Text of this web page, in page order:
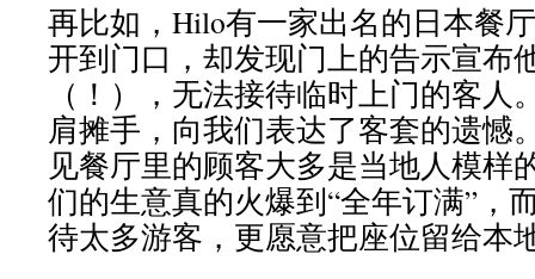
再比如，Hilo有一家出名的日本餐
开到门口，却发现门上的告示宣布
（！），无法接待临时上门的客人
肩摊手，向我们表达了客套的遗憾
见餐厅里的顾客大多是当地人模样
们的生意真的火爆到“全年订满”，
待太多游客，更愿意把座位留给本